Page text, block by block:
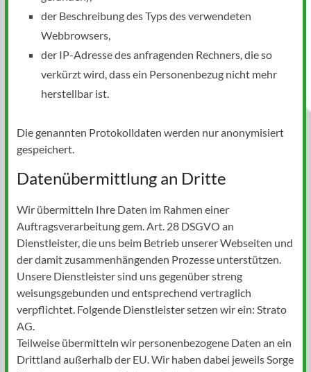
der Beschreibung des Typs des verwendeten
Webbrowsers,
der IP-Adresse des anfragenden Rechners, die so
verkürzt wird, dass ein Personenbezug nicht mehr
herstellbar ist.
Die genannten Protokolldaten werden nur anonymisiert
gespeichert.
Datenübermittlung an Dritte
Wir übermitteln Ihre Daten im Rahmen einer
Auftragsverarbeitung gem. Art. 28 DSGVO an
Dienstleister, die uns beim Betrieb unserer Webseiten und
der damit zusammenhängenden Prozesse unterstützen.
Unsere Dienstleister sind uns gegenüber streng
weisungsgebunden und entsprechend vertraglich
verpflichtet. Folgende Dienstleister setzen wir ein: Strato
AG.
Teilweise übermitteln wir personenbezogene Daten an ein
Drittland außerhalb der EU. Wir haben dabei jeweils Sorge